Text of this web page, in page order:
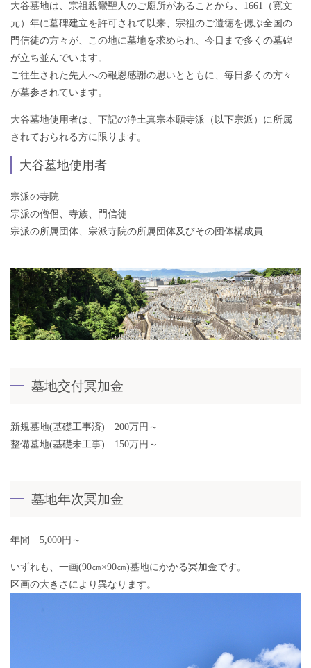
大谷墓地は、宗祖親鸞聖人のご廟所があることから、1661（寛文
元）年に墓碑建立を許可されて以来、宗祖のご遺徳を偲ぶ全国の
門信徒の方々が、この地に墓地を求められ、今日まで多くの墓碑
が立ち並んでいます。
ご往生された先人への報恩感謝の思いとともに、毎日多くの方々
が墓参されています。
大谷墓地使用者は、下記の浄土真宗本願寺派（以下宗派）に所属
されておられる方に限ります。
大谷墓地使用者
宗派の寺院
宗派の僧侶、寺族、門信徒
宗派の所属団体、宗派寺院の所属団体及びその団体構成員
墓地交付冥加金
新規墓地(基礎工事済) 200万円～
整備墓地(基礎未工事) 150万円～
墓地年次冥加金
年間 5,000円～
いずれも、一画(90㎝×90㎝)墓地にかかる冥加金です。
区画の大きさにより異なります。